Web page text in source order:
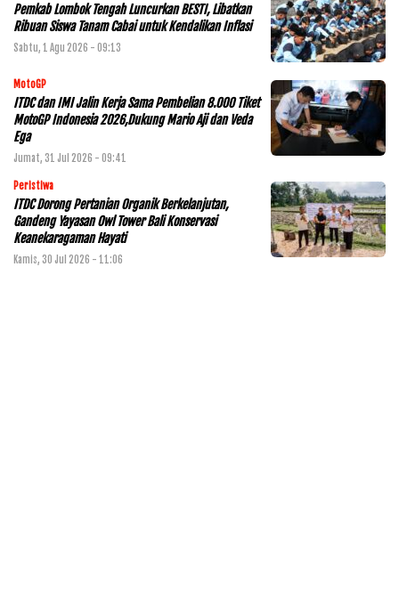
Pemkab Lombok Tengah Luncurkan BESTI, Libatkan
Ribuan Siswa Tanam Cabai untuk Kendalikan Inflasi
Sabtu, 1 Agu 2026 - 09:13
MotoGP
ITDC dan IMI Jalin Kerja Sama Pembelian 8.000 Tiket
MotoGP Indonesia 2026,Dukung Mario Aji dan Veda
Ega
Jumat, 31 Jul 2026 - 09:41
Peristiwa
ITDC Dorong Pertanian Organik Berkelanjutan,
Gandeng Yayasan Owl Tower Bali Konservasi
Keanekaragaman Hayati
Kamis, 30 Jul 2026 - 11:06